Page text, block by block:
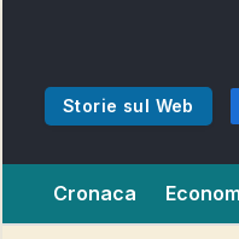
Storie sul Web
Cronaca